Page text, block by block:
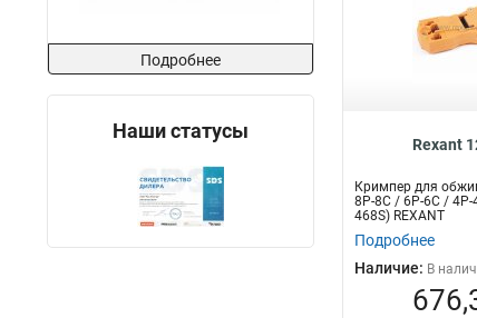
Подробнее
Наши статусы
Rexant
Кримпер для
8P-8C / 6P-6C / 4P-
468S) REXANT
Подробнее
Наличие: В